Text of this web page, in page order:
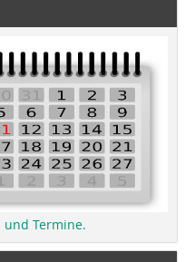
und Termine.